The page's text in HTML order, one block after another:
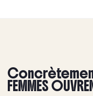
FEMMES